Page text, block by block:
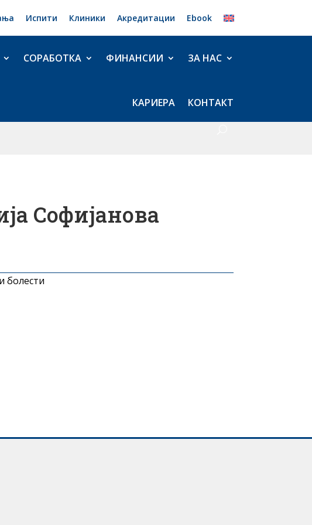
Испити Клиники Акредитации Ebook
СОРАБОТКА ФИНАНСИИ ЗА НАС
КАРИЕРА КОНТАКТ
Софијанова
болести